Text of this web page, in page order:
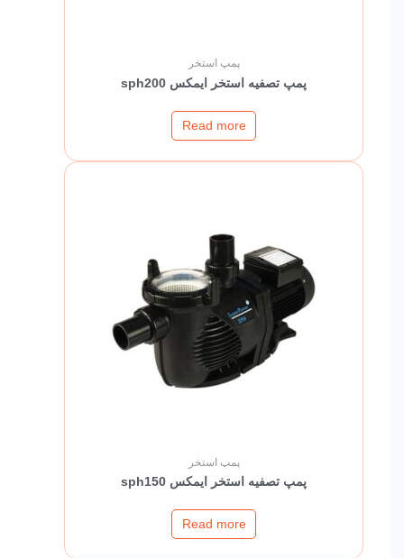
پمپ استخر
پمپ تصفیه استخر ایمکس sph200
Read more
پمپ استخر
پمپ تصفیه استخر ایمکس sph150
Read more